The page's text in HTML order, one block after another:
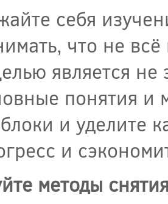
себя
что не
является
понятия и
и уделите
и
методы